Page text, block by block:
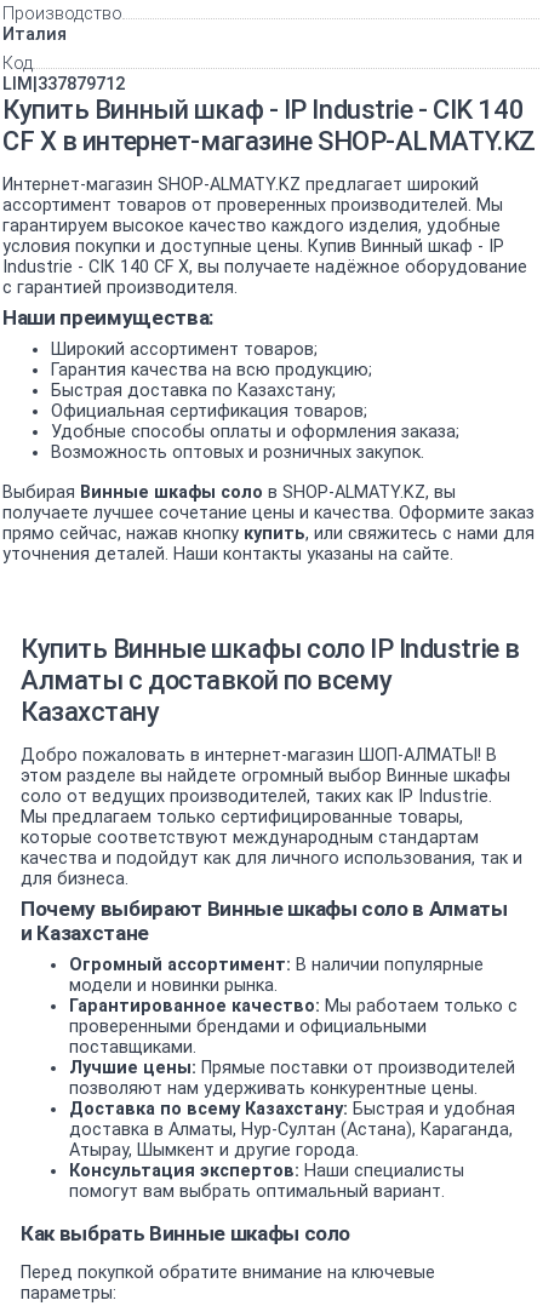
Производство
Италия
Код
LIM|337879712
Купить Винный шкаф - IP Industrie - CIK 140
CF X в интернет-магазине SHOP-ALMATY.KZ
Интернет-магазин SHOP-ALMATY.KZ предлагает широкий
ассортимент товаров от проверенных производителей. Мы
гарантируем высокое качество каждого изделия, удобные
условия покупки и доступные цены. Купив Винный шкаф - IP
Industrie - CIK 140 CF X, вы получаете надёжное оборудование
с гарантией производителя.
Наши преимущества:
Широкий ассортимент товаров;
Гарантия качества на всю продукцию;
Быстрая доставка по Казахстану;
Официальная сертификация товаров;
Удобные способы оплаты и оформления заказа;
Возможность оптовых и розничных закупок.
Выбирая Винные шкафы соло в SHOP-ALMATY.KZ, вы
получаете лучшее сочетание цены и качества. Оформите заказ
прямо сейчас, нажав кнопку купить, или свяжитесь с нами для
уточнения деталей. Наши контакты указаны на сайте.
Купить Винные шкафы соло IP Industrie в
Алматы с доставкой по всему
Казахстану
Добро пожаловать в интернет-магазин ШОП-АЛМАТЫ! В
этом разделе вы найдете огромный выбор Винные шкафы
соло от ведущих производителей, таких как IP Industrie.
Мы предлагаем только сертифицированные товары,
которые соответствуют международным стандартам
качества и подойдут как для личного использования, так и
для бизнеса.
Почему выбирают Винные шкафы соло в Алматы
и Казахстане
Огромный ассортимент: В наличии популярные
модели и новинки рынка.
Гарантированное качество: Мы работаем только с
проверенными брендами и официальными
поставщиками.
Лучшие цены: Прямые поставки от производителей
позволяют нам удерживать конкурентные цены.
Доставка по всему Казахстану: Быстрая и удобная
доставка в Алматы, Нур-Султан (Астана), Караганда,
Атырау, Шымкент и другие города.
Консультация экспертов: Наши специалисты
помогут вам выбрать оптимальный вариант.
Как выбрать Винные шкафы соло
Перед покупкой обратите внимание на ключевые
параметры: